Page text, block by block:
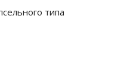
типа